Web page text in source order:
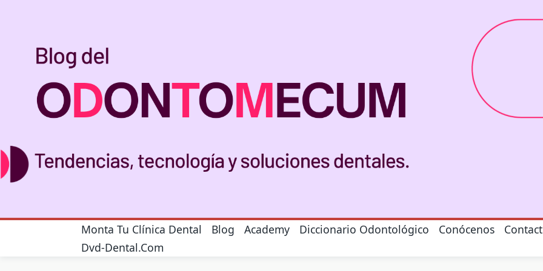
Monta Tu Clínica Dental Blog Academy Diccionario Odontológico Conócenos
Dvd-Dental.com